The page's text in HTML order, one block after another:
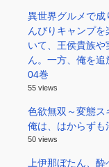
異世界グルメで成
んびりキャンプ
いて、王侯貴族
ん。一方、俺を
04巻
55 views
色欲無双～変態ス
俺は、はからず
50 views
上伊那ぼたん、